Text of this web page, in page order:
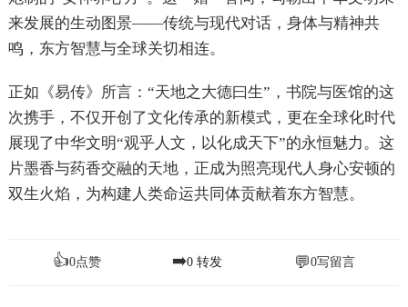
来发展的生动图景——传统与现代对话，身体与精神共
鸣，东方智慧与全球关切相连。
正如《易传》所言：“天地之大德曰生”，书院与医馆的这
次携手，不仅开创了文化传承的新模式，更在全球化时代
展现了中华文明“观乎人文，以化成天下”的永恒魅力。这
片墨香与药香交融的天地，正成为照亮现代人身心安顿的
双生火焰，为构建人类命运共同体贡献着东方智慧。
👍0点赞 ➡️0 转发 💬0写留言